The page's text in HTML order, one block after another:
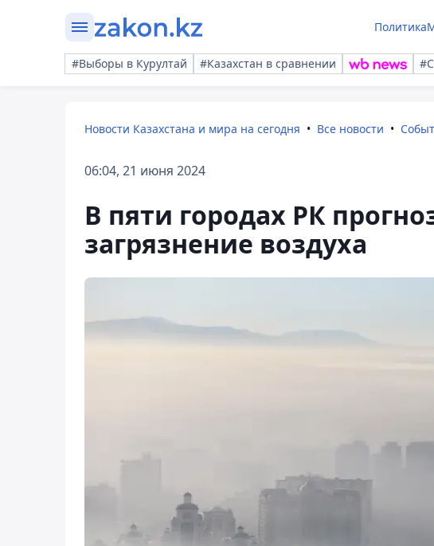
Политика
#Выборы в Курултай #Казахстан в сравнении
Новости Казахстана и мира на сегодня Все новости
06:04, 21 июня 2024
В пяти городах РК
загрязнение воздуха